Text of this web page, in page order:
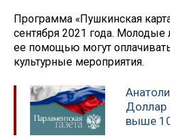
Программа «Пушкинская
сентября 2021 года. Молодые
ее помощью могут
культурные мероприятия.
Доллар
выше